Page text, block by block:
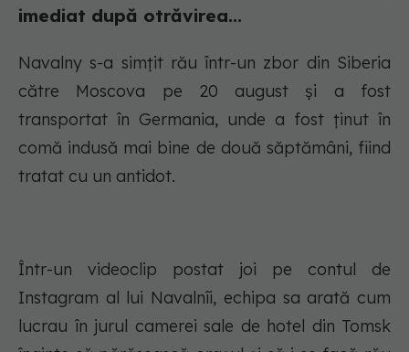
imediat după otrăvirea...
Navalny s-a simțit rău într-un zbor din Siberia
către Moscova pe 20 august și a fost
transportat în Germania, unde a fost ținut în
comă indusă mai bine de două săptămâni, fiind
tratat cu un antidot.
Într-un videoclip postat joi pe contul de
Instagram al lui Navalnîi, echipa sa arată cum
lucrau în jurul camerei sale de hotel din Tomsk